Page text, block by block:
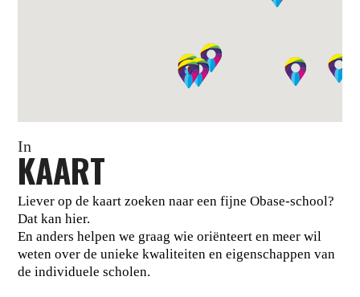
In
KAART
Liever op de kaart zoeken naar een fijne Obase-school?
Dat kan hier.
En anders helpen we graag wie oriënteert en meer wil
weten over de unieke kwaliteiten en eigenschappen van
de individuele scholen.